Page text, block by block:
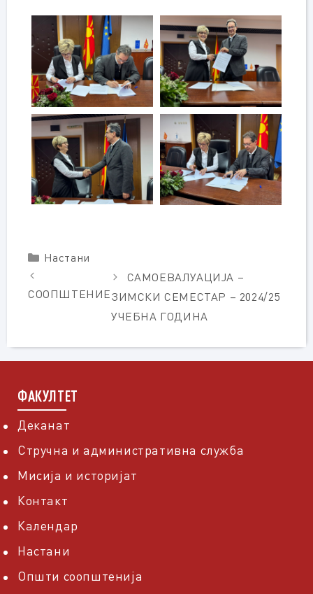
Categories
Настани
СООПШТЕНИЕ
САМОЕВАЛУАЦИЈА –
ЗИМСКИ СЕМЕСТАР – 2024/25
УЧЕБНА ГОДИНА
ФАКУЛТЕТ
Деканат
Стручна и административна служба
Мисија и историјат
Контакт
Календар
Настани
Општи соопштенија